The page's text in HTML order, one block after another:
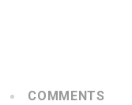
COMMENTS